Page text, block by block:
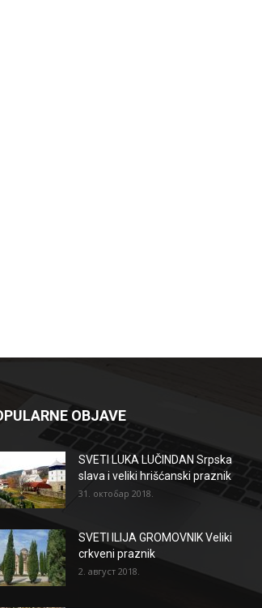
OBJAVE
SVETI LUKA LUČINDAN Srpska
slava i veliki hrišćanski praznik
31. октобар 2018.
SVETI ILIJA GROMOVNIK Veliki
crkveni praznik
2. август 2018.